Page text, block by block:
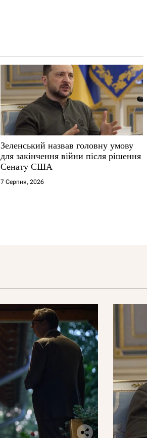
Зеленський назвав головну умову
для закінчення війни після рішення
Сенату США
7 Серпня, 2026